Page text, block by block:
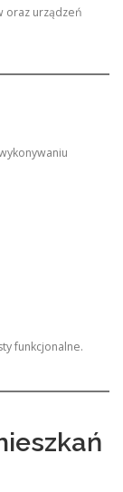
oraz urządzeń
funkcjonalne.